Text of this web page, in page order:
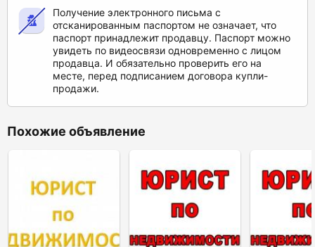
Получение электронного письма с
отсканированным паспортом не означает, что
паспорт принадлежит продавцу. Паспорт можно
увидеть по видеосвязи одновременно с лицом
продавца. И обязательно проверить его на
месте, перед подписанием договора купли-
продажи.
Похожие объявление